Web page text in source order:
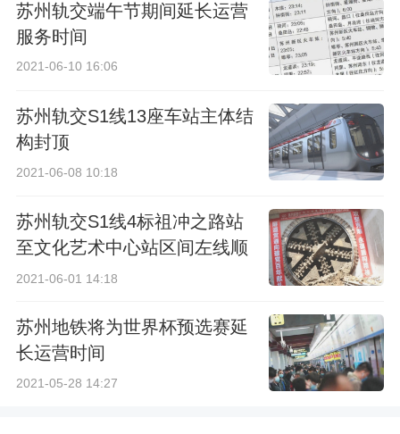
苏州轨交端午节期间延长运营
服务时间
2021-06-10 16:06
苏州轨交S1线13座车站主体结
构封顶
2021-06-08 10:18
苏州轨交S1线4标祖冲之路站
至文化艺术中心站区间左线顺
利贯通
2021-06-01 14:18
苏州地铁将为世界杯预选赛延
长运营时间
2021-05-28 14:27